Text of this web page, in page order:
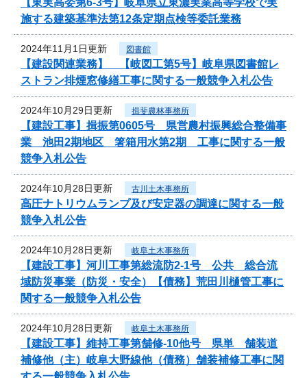
施する建築基準法第12条定期点検等委託業務
2024年11月1日更新 図書館
【建設関連業務】 【岐図工第5号】岐阜県図書館レ
ストラン排煙窓修繕工事に関する一般競争入札公告
2024年10月29日更新 揖斐農林事務所
【建設工事】揖振第0605号 県営農村振興総合整備事
業 池田2期地区 箸箱用水第2期 工事に関する一般
競争入札公告
2024年10月28日更新 古川土木事務所
高圧ナトリウムランプ及び安定器の調達に関する一般
競争入札公告
2024年10月28日更新 岐阜土木事務所
【建設工事】河川工事第総流防2-1号 公共 総合流
域防災事業（防災・安全）【債務】荒田川樋管工事に
関する一般競争入札公告
2024年10月28日更新 岐阜土木事務所
【建設工事】維持工事第舗修-10他号 県単 舗装道
補修他（主）岐阜大野線他（債務）舗装補修工事に関